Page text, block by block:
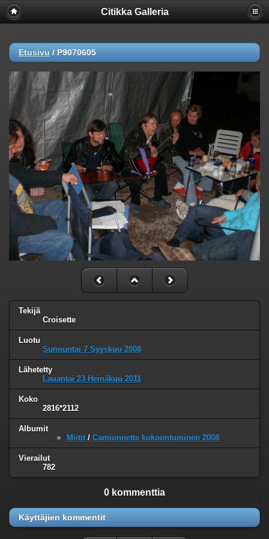
Citikka Galleria
Etusivu / P9070605
Tekijä
Croisette
Luotu
Sunnuntai 7 Syyskuu 2008
Lähetetty
Lauantai 23 Heinäkuu 2011
Koko
2816*2112
Albumit
Miitit / Camionnette kokoontuminen 2008
Vierailut
782
0 kommenttia
Käyttäjien kommentit